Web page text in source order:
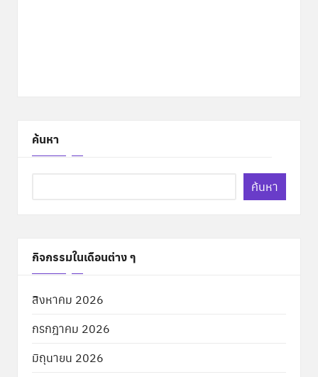
ค้นหา
ค้นหา
กิจกรรมในเดือนต่าง ๆ
สิงหาคม 2026
กรกฎาคม 2026
มิถุนายน 2026